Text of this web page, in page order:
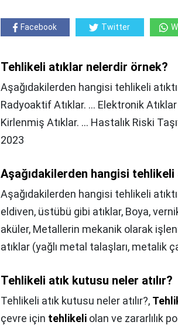
Facebook Twitter
Tehlikeli atıklar nelerdir örnek?
Aşağıdakilerden hangisi tehlikeli
Radyoaktif Atıklar. ... Elektronik
Kirlenmiş Atıklar. ... Hastalık Riski
2023
Aşağıdakilerden hangisi tehlikeli
Aşağıdakilerden hangisi tehlikeli
eldiven, üstübü gibi atıklar, Boya,
aküler, Metallerin mekanik olarak
atıklar (yağlı metal talaşları, metalik
Tehlikeli atık kutusu neler atılır?
Tehlikeli atık kutusu neler atılır?,
çevre için tehlikeli olan ve zararlılık